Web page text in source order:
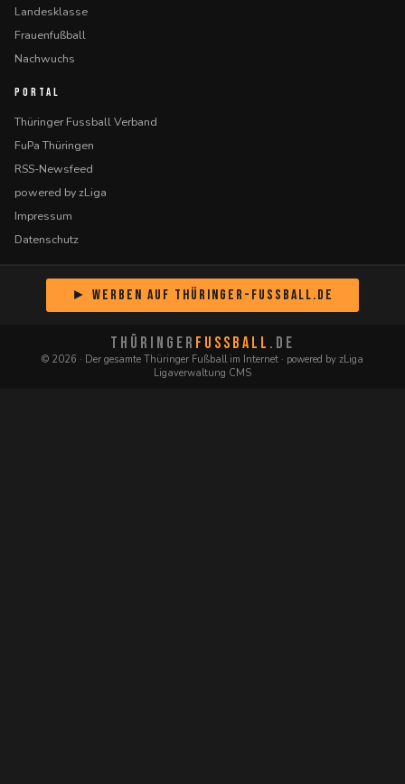
Landesklasse
Frauenfußball
Nachwuchs
PORTAL
Thüringer Fussball Verband
FuPa Thüringen
RSS-Newsfeed
powered by zLiga
Impressum
Datenschutz
► Werben auf Thüringer-Fussball.de
THÜRINGER FUSSBALL .DE
© 2026 · Der gesamte Thüringer Fußball im Internet · powered by zLiga
Ligaverwaltung CMS